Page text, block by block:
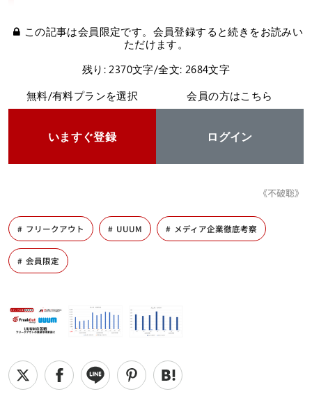
この記事は会員限定です。会員登録すると続きをお読みい
ただけます。
残り: 2370文字/全文: 2684文字
無料/有料プランを選択
いますぐ登録
会員の方はこちら
ログイン
《不破聡》
フリークアウト UUUM メディア企業徹底考察
会員限定